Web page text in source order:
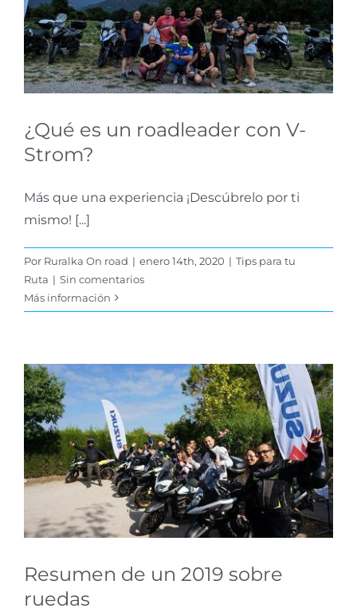
con V-Strom?
Tips para tu Ruta
¿Qué es un roadleader con V-
Strom?
Más que una experiencia ¡Descúbrelo por ti
mismo! [...]
Por Ruralka On road | enero 14th, 2020 | Tips para tu
Ruta | Sin comentarios
Más información
Resumen de un 2019
sobre ruedas
Novedades Viajeros
Resumen de un 2019 sobre
ruedas